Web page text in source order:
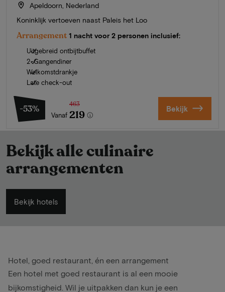
Apeldoorn, Nederland
Koninklijk vertoeven naast Paleis het Loo
Arrangement 1 nacht voor 2 personen inclusief:
Uitgebreid ontbijtbuffet
2-Gangendiner
Welkomstdrankje
Late check-out
-53%
Vanaf
463
219 Bekijk
Bekijk alle culinaire
arrangementen
Bekijk hotels
Hotel, goed restaurant, én een arrangement
Een hotel met goed restaurant is al een mooie
bijkomstigheid. Wil je uitpakken dan kun je een